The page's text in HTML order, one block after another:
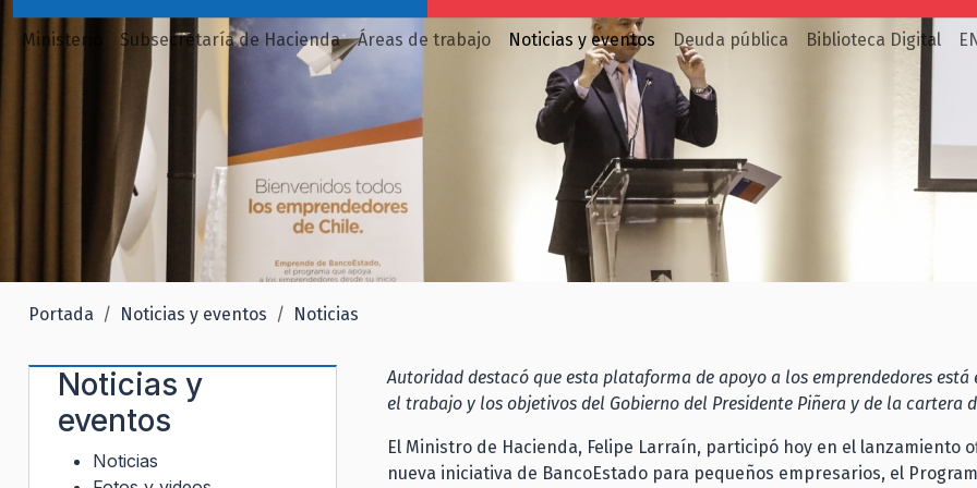
Ministerio Subsecretaría de Hacienda Áreas de trabajo Noticias y eventos Deuda pública Biblioteca Digital
Portada Noticias y eventos Noticias
Autoridad destacó que esta plataforma de apoyo a los emprendedores está
el trabajo y los objetivos del Gobierno del Presidente Piñera y de la cartera
El Ministro de Hacienda, Felipe Larraín, participó hoy en el lanzamiento
nueva iniciativa de BancoEstado para pequeños empresarios, el
Noticias y
eventos
Noticias